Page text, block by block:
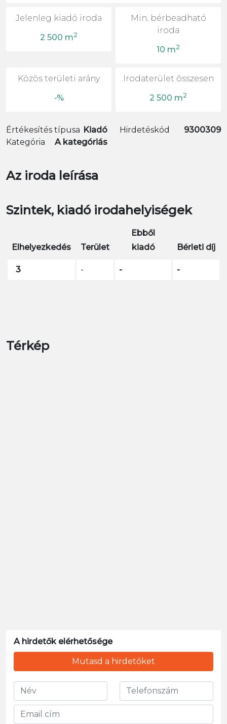
Jelenleg kiadó iroda
2 500 m2
Min. bérbeadható
iroda
10 m2
Közös területi arány
-%
Irodaterület összesen
2 500 m2
Értékesítés típusa Kiadó
Kategória
A kategóriás
Hirdetéskód 9300309
Az iroda leírása
Szintek, kiadó irodahelyiségek
Elhelyezkedés Terület
Ebből
kiadó
Bérleti díj
3 - - -
Térkép
A hirdetők elérhetősége
Mutasd a hirdetőket